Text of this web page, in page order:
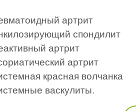
артрит
спондилит
артрит
артрит
красная волчанка
васкулиты.